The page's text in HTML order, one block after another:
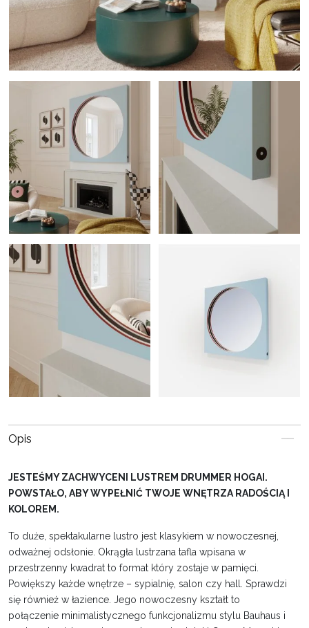
Opis
JESTEŚMY ZACHWYCENI LUSTREM DRUMMER HOGAI.
POWSTAŁO, ABY WYPEŁNIĆ TWOJE WNĘTRZA RADOŚCIĄ I
KOLOREM.
To duże, spektakularne lustro jest klasykiem w nowoczesnej,
odważnej odsłonie. Okrągła lustrzana tafla wpisana w
przestrzenny kwadrat to format który zostaje w pamięci.
Powiększy każde wnętrze – sypialnię, salon czy hall. Sprawdzi
się również w łazience. Jego nowoczesny kształt to
połączenie minimalistycznego funkcjonalizmu stylu Bauhaus i